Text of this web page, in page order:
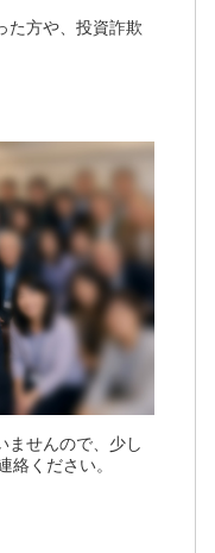
た方や、投資詐欺
ませんので、少し
絡ください。